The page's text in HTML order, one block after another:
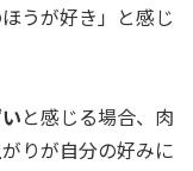
うが好き」と感じ
と感じる場合、肉
りが自分の好みに